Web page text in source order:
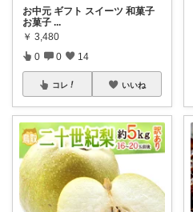
お中元 ギフト スイーツ 和菓子
お菓子 ...
￥ 3,480
0 0 14
コレ いいね